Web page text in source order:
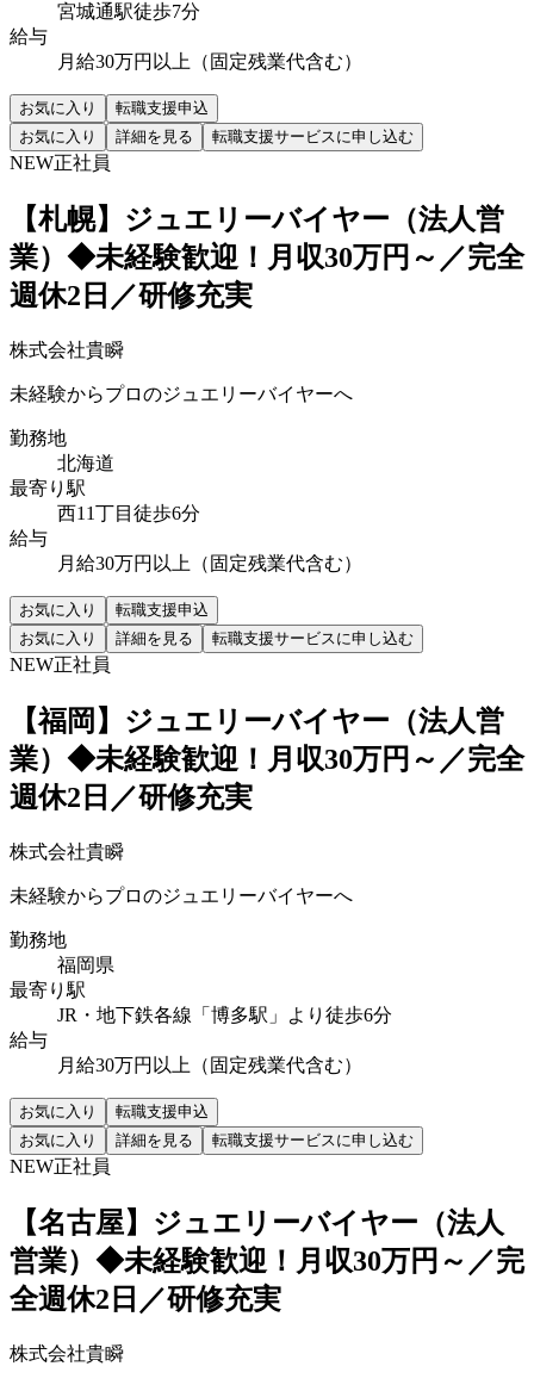
宮城通駅徒歩7分
給与
月給30万円以上（固定残業代含む）
お気に入り
転職支援申込
お気に入り
詳細を見る 転職支援サービスに申し込む
NEW正社員
【札幌】ジュエリーバイヤー（法人営
業）◆未経験歓迎！月収30万円～／完全
週休2日／研修充実
株式会社貴瞬
未経験からプロのジュエリーバイヤーへ
勤務地
北海道
最寄り駅
西11丁目徒歩6分
給与
月給30万円以上（固定残業代含む）
お気に入り
転職支援申込
お気に入り
詳細を見る 転職支援サービスに申し込む
NEW正社員
【福岡】ジュエリーバイヤー（法人営
業）◆未経験歓迎！月収30万円～／完全
週休2日／研修充実
株式会社貴瞬
未経験からプロのジュエリーバイヤーへ
勤務地
福岡県
最寄り駅
JR・地下鉄各線「博多駅」より徒歩6分
給与
月給30万円以上（固定残業代含む）
お気に入り
転職支援申込
お気に入り
詳細を見る 転職支援サービスに申し込む
NEW正社員
【名古屋】ジュエリーバイヤー（法人
営業）◆未経験歓迎！月収30万円～／完
全週休2日／研修充実
株式会社貴瞬